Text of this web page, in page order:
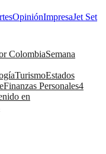
OpiniónImpresaJet Set
ColombiaSemana
TurismoEstados
Finanzas Personales4
en